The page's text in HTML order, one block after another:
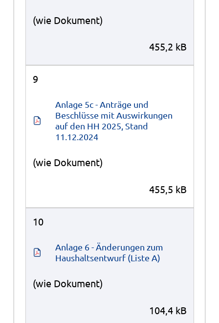
(wie Dokument)
455,2 kB
9
Anlage 5c - Anträge und
Beschlüsse mit Auswirkungen
auf den HH 2025, Stand
11.12.2024
(wie Dokument)
455,5 kB
10
Anlage 6 - Änderungen zum
Haushaltsentwurf (Liste A)
(wie Dokument)
104,4 kB